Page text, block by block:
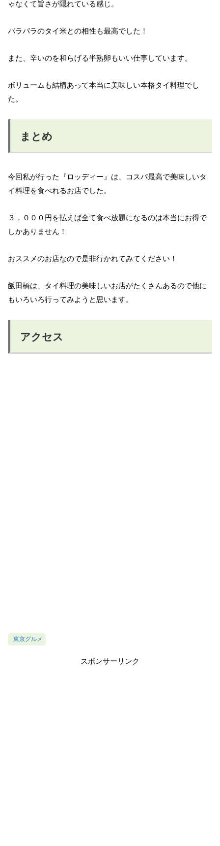
ゃなくて旨さが隠れている感じ。
パラパラのタイ米との相性も最高でした！
また、辛いのを和らげる半熟卵もいい仕事しています。
ボリュームも結構あって本当に美味しい本格タイ料理でし
た。
まとめ
今回私が行った『ロッディー』は、コスパ最高で美味しいタ
イ料理を食べれるお店でした。
３，０００円を払えば全て食べ放題になるのは本当にお得で
しかありません！
おススメのお店なので是非行かれてみてください！
飯田橋は、タイ料理の美味しいお店がたくさんあるので他に
もいろいろ行ってみようと思います。
アクセス
東京グルメ
スポンサーリンク